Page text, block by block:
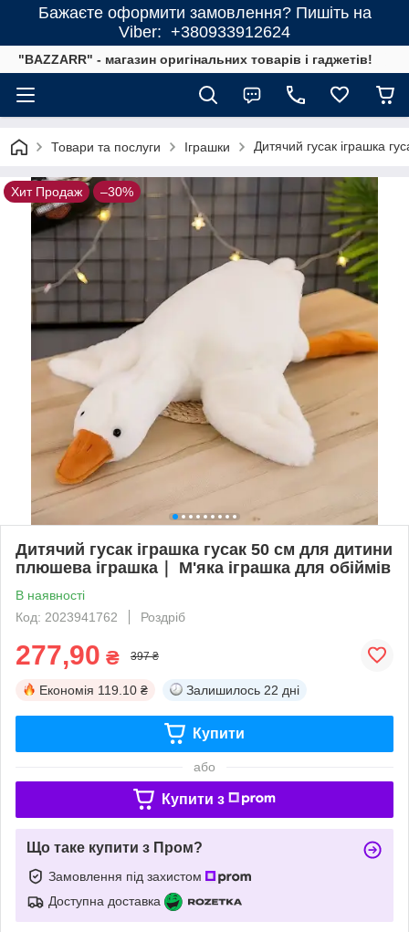
Бажаєте оформити замовлення? Пишіть на
Viber: +380933912624
"BAZZARR" - магазин оригінальних товарів і гаджетів!
Товари та послуги Іграшки Дитячий гусак іграшка
Хит Продаж –30%
Дитячий гусак іграшка гусак 50 см для дитини
плюшева іграшка｜ М'яка іграшка для обіймів
В наявності
Код: 2023941762
Роздріб
277,90 ₴ 397 ₴
Економія 119.10 ₴ Залишилось 22 дні
Купити
або
Купити з
Що таке купити з Пром?
Замовлення під захистом
Доступна доставка